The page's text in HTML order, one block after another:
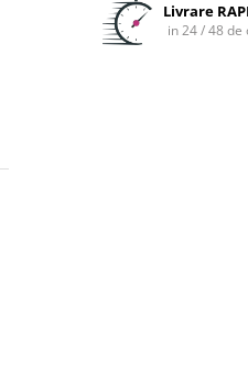
Livrare
in 24 / 48 de